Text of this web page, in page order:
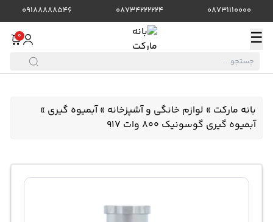
08731110000
08734222224
09188888546
☰
0
بانه مارکت » لوازم خانگی و آشپزخانه »آبمیوه گیری »
آبمیوه گیری گوسونیک 800 وات 917